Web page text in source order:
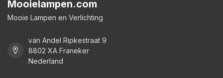
Mooielampen.com
Mooie Lampen en Verlichting
van Andel Ripkestraat 9
8802 XA Franeker
Nederland